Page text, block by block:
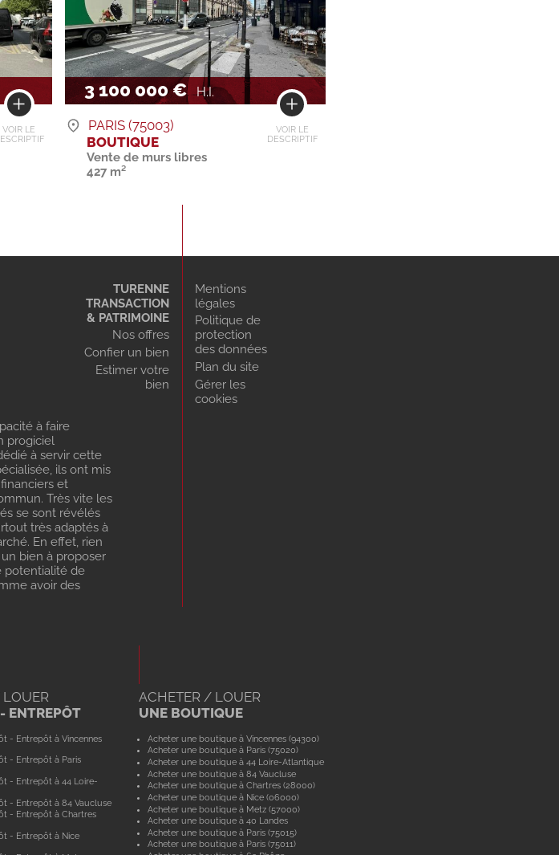
VOIR LE
3 100 000 € H.I.
VOIR LE
DESCRIPTIF
PARIS (75003)
BOUTIQUE
Vente de murs libres
427 m²
TURENNE
TRANSACTION
& PATRIMOINE
Nos offres
Confier un bien
Estimer votre
bien
Mentions
légales
Politique de
protection
des données
Plan du site
Gérer les
cookies
à faire
progiciel
à servir cette
ils ont mis
et
Très vite les
se sont révélés
très adaptés à
En effet, rien
un bien à proposer
potentialité de
avoir des
ENTREPÔT
- Entrepôt à Vincennes
- Entrepôt à Paris
- Entrepôt à 44 Loire-
- Entrepôt à 84 Vaucluse
- Entrepôt à Chartres
- Entrepôt à Nice
ACHETER / LOUER
UNE BOUTIQUE
Acheter une boutique à Vincennes (94300)
Acheter une boutique à Paris (75020)
Acheter une boutique à 44 Loire-Atlantique
Acheter une boutique à 84 Vaucluse
Acheter une boutique à Chartres (28000)
Acheter une boutique à Nice (06000)
Acheter une boutique à Metz (57000)
Acheter une boutique à 40 Landes
Acheter une boutique à Paris (75015)
Acheter une boutique à Paris (75011)